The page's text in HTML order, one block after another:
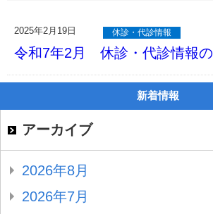
2025年2月19日 休診・代診情報
令和7年2月 休診・代診情報
新着情報
アーカイブ
2026年8月
2026年7月